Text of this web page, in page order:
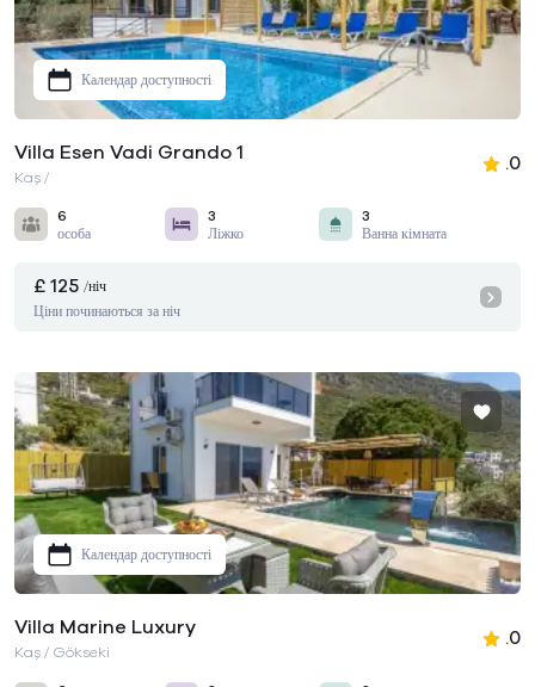
Календар доступності
Villa Esen Vadi Grando 1
Kaş /
.0
6
особа
3
Ліжко
3
Ванна кімната
£ 125 /ніч
Ціни починаються за ніч
Календар доступності
Villa Marine Luxury
Kaş / Gökseki
.0